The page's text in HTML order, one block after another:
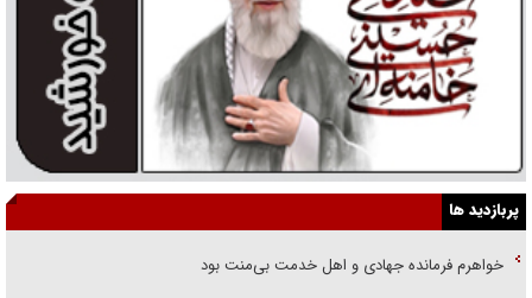
پربازدید ها
خواهرم فرمانده جهادی و اهل خدمت بی‌منت بود